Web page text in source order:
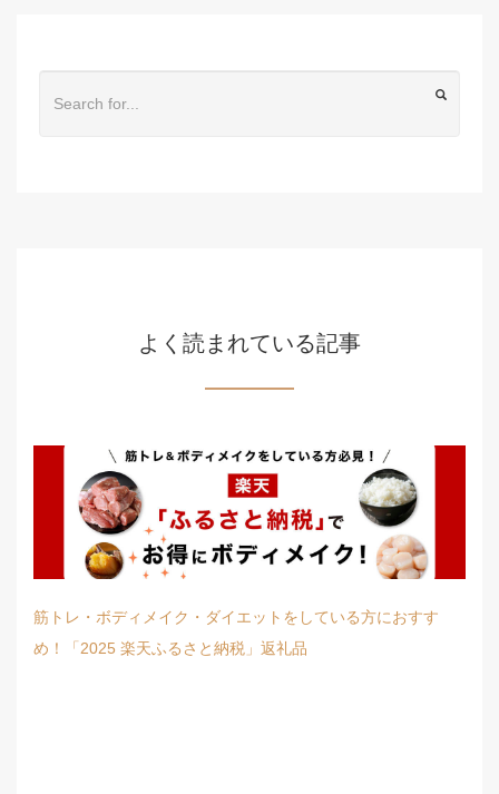
よく読まれている記事
筋トレ・ボディメイク・ダイエットをしている方におすす
め！「2025 楽天ふるさと納税」返礼品